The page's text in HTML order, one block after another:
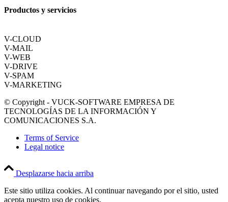
Productos y servicios
V-CLOUD
V-MAIL
V-WEB
V-DRIVE
V-SPAM
V-MARKETING
© Copyright - VUCK-SOFTWARE EMPRESA DE
TECNOLOGÍAS DE LA INFORMACIÓN Y
COMUNICACIONES S.A.
Terms of Service
Legal notice
Desplazarse hacia arriba
Este sitio utiliza cookies. Al continuar navegando por el sitio, usted
acepta nuestro uso de cookies.